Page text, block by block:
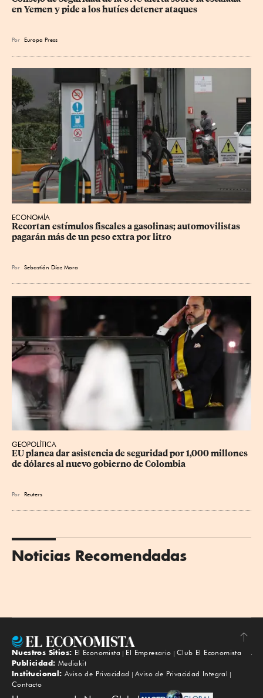
en Yemen y pide a los hutíes detener ataques
Por Europa Press
ECONOMÍA
Recortan estímulos fiscales a gasolinas; automovilistas
pagarán más de un peso extra por litro
Por Sebastián Díaz Mora
GEOPOLÍTICA
EU planea dar asistencia de seguridad por 1,000 millones
de dólares al nuevo gobierno de Colombia
Por Reuters
Noticias Recomendadas
Subir
Nuestros Sitios: El Economista El Empresario
Club El Economista
Publicidad: Mediakit
Institucional: Aviso de Privacidad
Aviso de Privacidad Integral
Contacto